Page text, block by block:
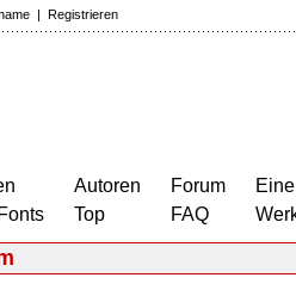
| Registrieren
Autoren
Top
Forum
FAQ